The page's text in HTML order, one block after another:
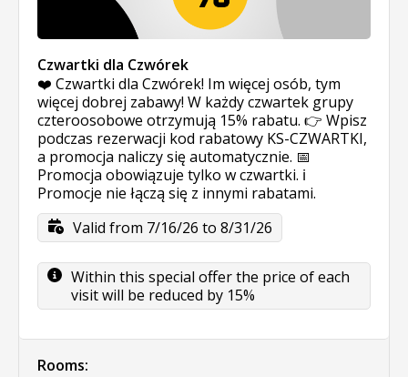
Czwartki dla Czwórek
❤️ Czwartki dla Czwórek! Im więcej osób, tym
więcej dobrej zabawy! W każdy czwartek grupy
czteroosobowe otrzymują 15% rabatu. 👉 Wpisz
podczas rezerwacji kod rabatowy KS-CZWARTKI,
a promocja naliczy się automatycznie. 📅
Promocja obowiązuje tylko w czwartki. ℹ️
Promocje nie łączą się z innymi rabatami.
Valid from 7/16/26 to 8/31/26
Within this special offer the price of each
visit will be reduced by 15%
Rooms: